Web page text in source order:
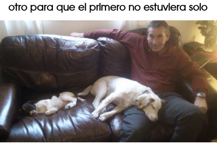
otro para que el primero no estuviera solo